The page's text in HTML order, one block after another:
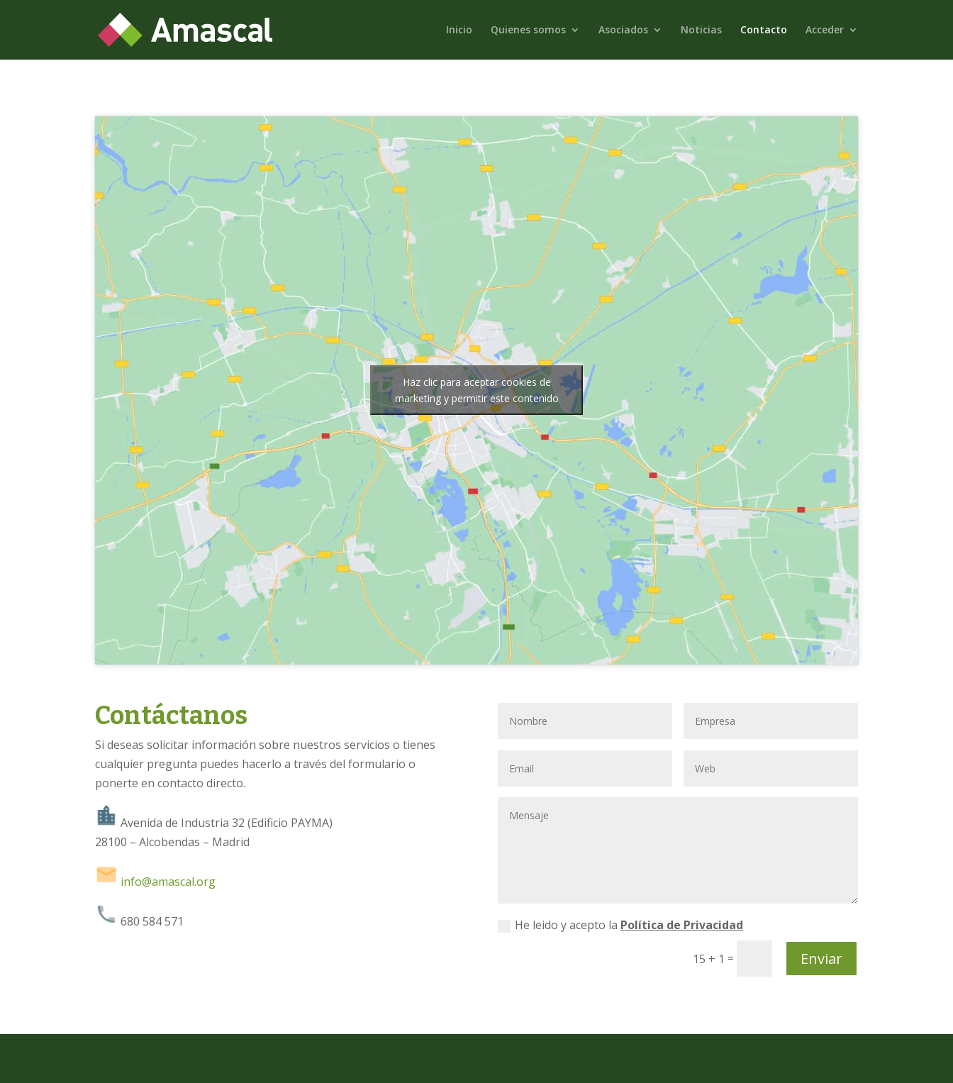
Inicio Quienes somos Asociados Noticias Contacto Acceder
Haz clic para aceptar cookies de
marketing y permitir este contenido
Contáctanos
Si deseas solicitar información sobre nuestros servicios o tienes
cualquier pregunta puedes hacerlo a través del formulario o
ponerte en contacto directo.
Avenida de Industria 32 (Edificio PAYMA)
28100 – Alcobendas – Madrid
info@amascal.org
680 584 571 He leido y acepto la Política de Privacidad
15 + 1 = Enviar